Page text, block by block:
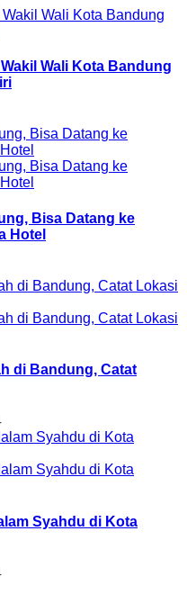
Wali Kota Bandung
Bisa Datang ke
Hotel
di Bandung, Catat
Syahdu di Kota